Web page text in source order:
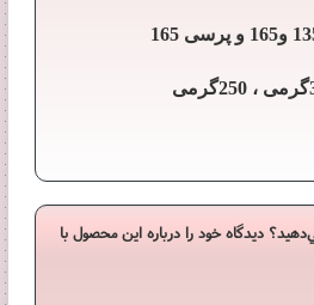
ديدگاه خود را درباره اين محصول با